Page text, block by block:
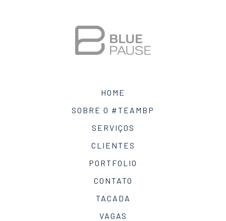
HOME
SOBRE O #TEAMBP
SERVIÇOS
CLIENTES
PORTFOLIO
CONTATO
TACADA
VAGAS